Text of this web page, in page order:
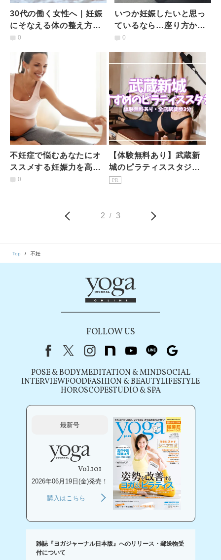
30代の働く女性へ｜妊娠
にそなえる体の整え方
【ヨガ×女性性】
0
いつか妊娠したいと思っ
ているなら…座り方から
はじめるプレ妊活【女性
0
不妊症で悩むあなたにオ
ススメする妊娠力を高め
る3つのポーズ
0
【体験無料あり】武蔵新
城のピラティススタジオ7
選｜初心者・女性専用を
PR
2 / 3
Top 不妊
FOLLOW US
FacebookX（旧Twitter）
instagram
note youtubeline
POSE & BODYMEDITATION & MINDSOCIAL
INTERVIEWFOODFASHION & BEAUTYLIFESTYLE
HOROSCOPESTUDIO & SPA
最新号
Vol.101
2026年06月19日(金)発売！
購入はこちら
雑誌『ヨガジャーナル日本版』へのリリース・郵送物受
付について